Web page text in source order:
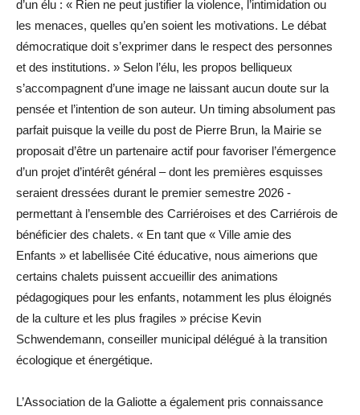
d’un élu : « Rien ne peut justifier la violence, l’intimidation ou
les menaces, quelles qu’en soient les motivations. Le débat
démocratique doit s’exprimer dans le respect des personnes
et des institutions. » Selon l’élu, les propos belliqueux
s’accompagnent d’une image ne laissant aucun doute sur la
pensée et l’intention de son auteur. Un timing absolument pas
parfait puisque la veille du post de Pierre Brun, la Mairie se
proposait d’être un partenaire actif pour favoriser l’émergence
d’un projet d’intérêt général – dont les premières esquisses
seraient dressées durant le premier semestre 2026 -
permettant à l’ensemble des Carriéroises et des Carriérois de
bénéficier des chalets. « En tant que « Ville amie des
Enfants » et labellisée Cité éducative, nous aimerions que
certains chalets puissent accueillir des animations
pédagogiques pour les enfants, notamment les plus éloignés
de la culture et les plus fragiles » précise Kevin
Schwendemann, conseiller municipal délégué à la transition
écologique et ­énergétique.
L’Association de la Galiotte a également pris connaissance